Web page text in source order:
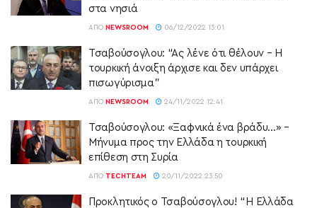
στα νησιά
ΑΠΌ NEWSROOM 06/12/2022 13:01
Τσαβούσογλου: “Ας λένε ότι θέλουν – Η
τουρκική άνοιξη άρχισε και δεν υπάρχει
πισωγύρισμα”
ΑΠΌ NEWSROOM 24/11/2022 12:41
Τσαβούσογλου: «Ξαφνικά ένα βράδυ…» –
Μήνυμα προς την Ελλάδα η τουρκική
επίθεση στη Συρία
ΑΠΌ TECHTEAM 20/11/2022 23:50
Προκλητικός ο Τσαβούσογλου! “Η Ελλάδα